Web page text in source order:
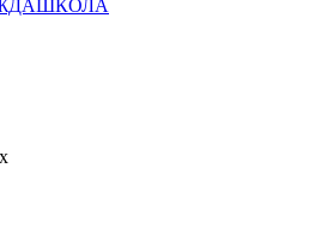
ШКОЛА